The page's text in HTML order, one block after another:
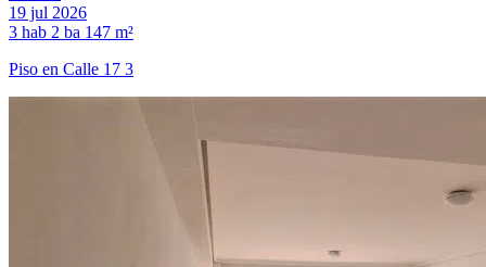
19 jul 2026
3 hab 2 ba 147 m²
Piso en Calle 17 3